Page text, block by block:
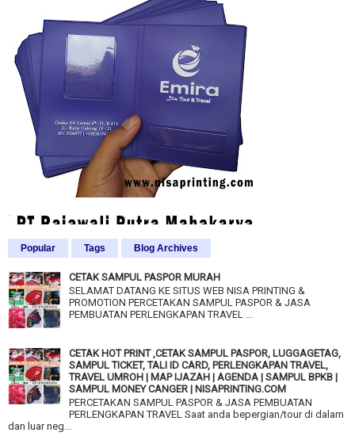
Popular Tags Blog Archives
CETAK SAMPUL PASPOR MURAH
SELAMAT DATANG KE SITUS WEB NISA PRINTING &
PROMOTION PERCETAKAN SAMPUL PASPOR & JASA
PEMBUATAN PERLENGKAPAN TRAVEL ...
CETAK HOT PRINT ,CETAK SAMPUL PASPOR, LUGGAGETAG,
SAMPUL TICKET, TALI ID CARD, PERLENGKAPAN TRAVEL,
TRAVEL UMROH | MAP IJAZAH | AGENDA | SAMPUL BPKB |
SAMPUL MONEY CANGER | NISAPRINTING.COM
PERCETAKAN SAMPUL PASPOR & JASA PEMBUATAN
PERLENGKAPAN TRAVEL Saat anda bepergian/tour di dalam
dan luar neg...